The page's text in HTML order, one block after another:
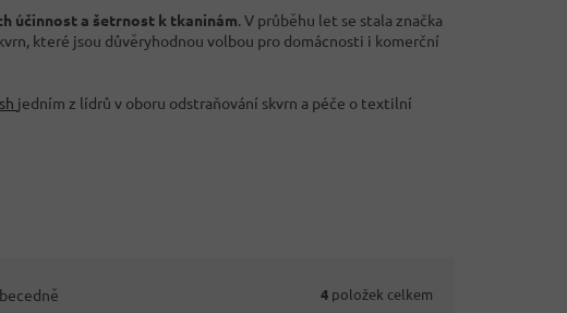
účinnost a šetrnost k tkaninám. V průběhu let se stala značka
které jsou důvěryhodnou volbou pro domácnosti i komerční
jedním z lídrů v oboru odstraňování skvrn a péče o textilní
4 položek celkem